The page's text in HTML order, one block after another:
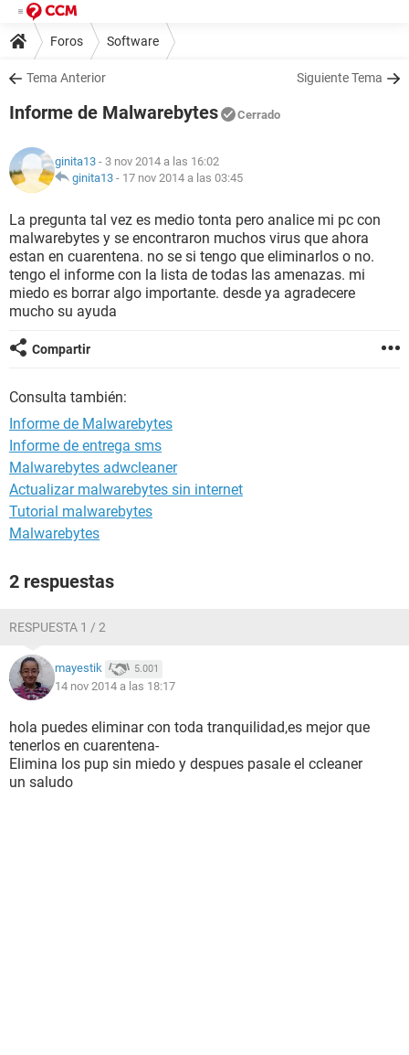
Foros Software
Tema Anterior Siguiente Tema
Informe de Malwarebytes Cerrado
ginita13 - 3 nov 2014 a las 16:02
ginita13 - 17 nov 2014 a las 03:45
La pregunta tal vez es medio tonta pero analice mi pc con
malwarebytes y se encontraron muchos virus que ahora
estan en cuarentena. no se si tengo que eliminarlos o no.
tengo el informe con la lista de todas las amenazas. mi
miedo es borrar algo importante. desde ya agradecere
mucho su ayuda
Compartir
Consulta también:
Informe de Malwarebytes
Informe de entrega sms
Malwarebytes adwcleaner
Actualizar malwarebytes sin internet
Tutorial malwarebytes
Malwarebytes
2 respuestas
RESPUESTA 1 / 2
mayestik 5.001
14 nov 2014 a las 18:17
hola puedes eliminar con toda tranquilidad,es mejor que
tenerlos en cuarentena-
Elimina los pup sin miedo y despues pasale el ccleaner
un saludo